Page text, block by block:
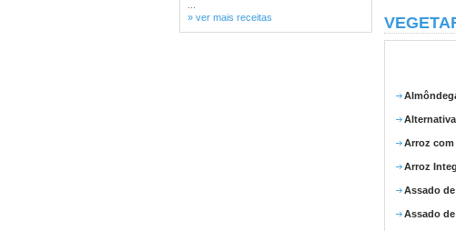
» ver mais receitas
Arroz com
Arroz
Assado
Assado